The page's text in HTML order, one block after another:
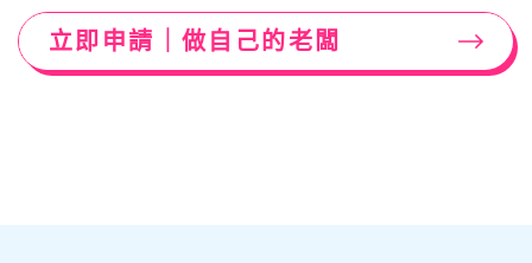
立即申請｜做自己的老闆